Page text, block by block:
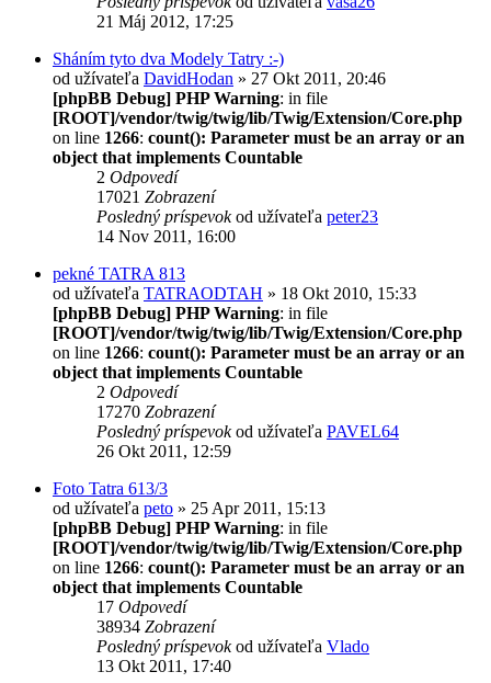
21 Máj 2012, 17:25
Sháním tyto dva Modely Tatry :-)
od užívateľa DavidHodan » 27 Okt 2011, 20:46
[phpBB Debug] PHP Warning: in file
[ROOT]/vendor/twig/twig/lib/Twig/Extension/Core.php
on line 1266: count(): Parameter must be an array or an
object that implements Countable
2 Odpovedí
17021 Zobrazení
Posledný príspevokod užívateľa peter23
14 Nov 2011, 16:00
pekné TATRA 813
od užívateľa TATRAODTAH » 18 Okt 2010, 15:33
[phpBB Debug] PHP Warning: in file
[ROOT]/vendor/twig/twig/lib/Twig/Extension/Core.php
on line 1266: count(): Parameter must be an array or an
object that implements Countable
2 Odpovedí
17270 Zobrazení
Posledný príspevokod užívateľa PAVEL64
26 Okt 2011, 12:59
Foto Tatra 613/3
od užívateľa peto » 25 Apr 2011, 15:13
[phpBB Debug] PHP Warning: in file
[ROOT]/vendor/twig/twig/lib/Twig/Extension/Core.php
on line 1266: count(): Parameter must be an array or an
object that implements Countable
17 Odpovedí
38934 Zobrazení
Posledný príspevokod užívateľa Vlado
13 Okt 2011, 17:40